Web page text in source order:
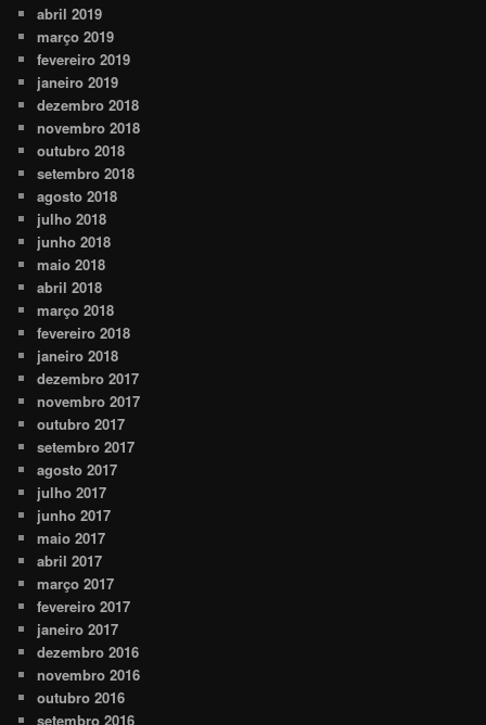
abril 2019
março 2019
fevereiro 2019
janeiro 2019
dezembro 2018
novembro 2018
outubro 2018
setembro 2018
agosto 2018
julho 2018
junho 2018
maio 2018
abril 2018
março 2018
fevereiro 2018
janeiro 2018
dezembro 2017
novembro 2017
outubro 2017
setembro 2017
agosto 2017
julho 2017
junho 2017
maio 2017
abril 2017
março 2017
fevereiro 2017
janeiro 2017
dezembro 2016
novembro 2016
outubro 2016
setembro 2016